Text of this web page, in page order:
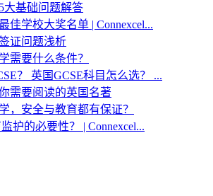
大基础问题解答
佳学校大奖名单 | Connexcel...
证问题浅析
需要什么条件？
？ 英国GCSE科目怎么选？ ...
需要阅读的英国名著
，安全与教育都有保证？
护的必要性？ | Connexcel...